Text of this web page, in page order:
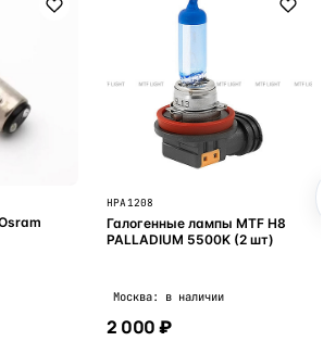
MTF H8
(2 шт)
Светодиодная лампа MTF HB4
Москва: в наличии
3 000 ₽